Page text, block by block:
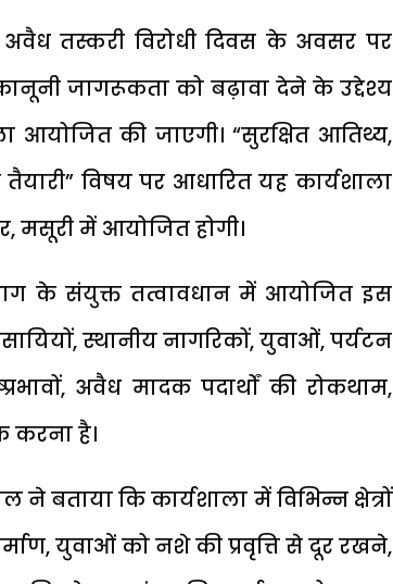
अवैध तस्करी विरोधी दिवस के अवसर पर
जागरूकता को बढ़ावा देने के उद्देश्य
आयोजित की जाएगी। “सुरक्षित आतिथ्य,
विषय पर आधारित यह कार्यशाला
मसूरी में आयोजित होगी।
के संयुक्त तत्वावधान में आयोजित इस
स्थानीय नागरिकों, युवाओं, पर्यटन
अवैध मादक पदार्थों की रोकथाम,
करना है।
बताया कि कार्यशाला में विभिन्न क्षेत्रों
युवाओं को नशे की प्रवृत्ति से दूर रखने,